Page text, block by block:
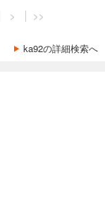
> >>
ka92の詳細検索へ